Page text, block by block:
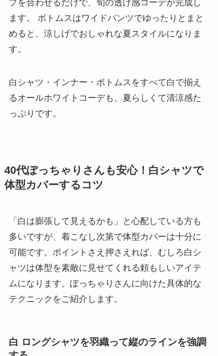
プを合わせるだけで、旬の透け感コーデが完成し
ます。 ボトムスはワイドパンツでゆったりとまと
めると、涼しげでおしゃれな夏スタイルになりま
す。
白シャツ・インナー・ボトムスをすべて白で揃え
るオールホワイトコーデも、夏らしくて清涼感た
っぷりです。
40代ぽっちゃりさんも安心！白シャツで
体型カバーするコツ
「白は膨張して見えるかも」と心配している方も
多いですが、着こなし次第で体型カバーは十分に
可能です。ポイントさえ押さえれば、むしろ白シ
ャツは体型を素敵に見せてくれる頼もしいアイテ
ムになります。ぽっちゃりさんに向けた具体的な
テクニックをご紹介します。
白 ロングシャツを羽織って縦のラインを強調